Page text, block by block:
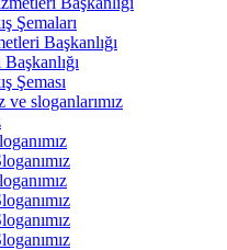
Şemaları
Başkanlığı
Şeması
sloganlarımız